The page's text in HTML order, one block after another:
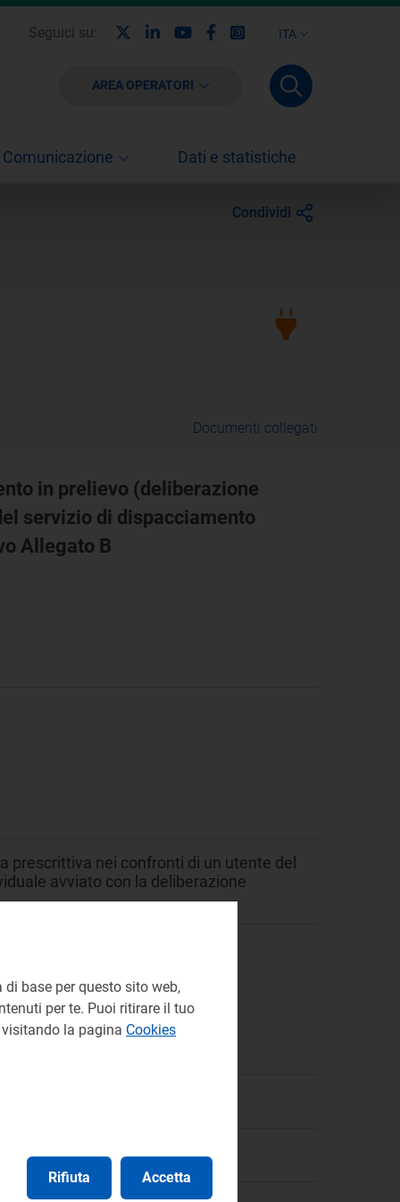
ITA
Seguici su: LinkedinYoutubeFacebook
Instagram
AREA OPERATORI
Comunicazione Dati e statistiche
Condividi
Documenti collegati
in prelievo (deliberazione
servizio di dispacciamento
Allegato B
prescrittiva nei confronti di un utente del
avviato con la deliberazione
base per questo sito web,
per te. Puoi ritirare il tuo
la pagina Cookies
Rifiuta Accetta